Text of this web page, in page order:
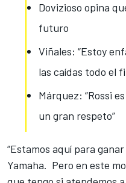
Dovizioso opina
futuro
Viñales: “Estoy
las caídas todo el
Márquez: “Rossi
un gran respeto”
“Estamos aquí para
Yamaha. Pero en este